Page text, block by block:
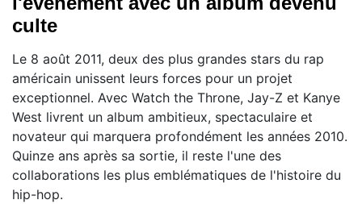
culte
Le 8 août 2011, deux des plus grandes stars du rap
américain unissent leurs forces pour un projet
exceptionnel. Avec Watch the Throne, Jay-Z et Kanye
West livrent un album ambitieux, spectaculaire et
novateur qui marquera profondément les années 2010.
Quinze ans après sa sortie, il reste l'une des
collaborations les plus emblématiques de l'histoire du
hip-hop.